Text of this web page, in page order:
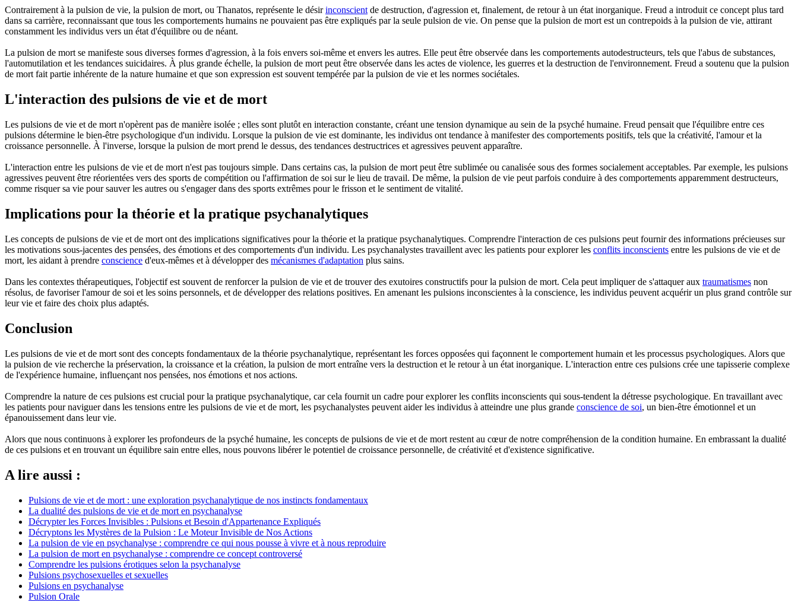
Contrairement à la pulsion de vie, la pulsion de mort, ou Thanatos, représente le désirinconscientde destruction, d'agression et, finalement, de retour à un état inorganique. Freud a introduit ce concept plus tard
dans sa carrière, reconnaissant que tous les comportements humains ne pouvaient pas être expliqués par la seule pulsion de vie. On pense que la pulsion de mort est un contrepoids à la pulsion de vie, attirant
constamment les individus vers un état d'équilibre ou de néant.
La pulsion de mort se manifeste sous diverses formes d'agression, à la fois envers soi-même et envers les autres. Elle peut être observée dans les comportements autodestructeurs, tels que l'abus de substances,
l'automutilation et les tendances suicidaires. À plus grande échelle, la pulsion de mort peut être observée dans les actes de violence, les guerres et la destruction de l'environnement. Freud a soutenu que la pulsion
de mort fait partie inhérente de la nature humaine et que son expression est souvent tempérée par la pulsion de vie et les normes sociétales.
L'interaction des pulsions de vie et de mort
Les pulsions de vie et de mort n'opèrent pas de manière isolée ; elles sont plutôt en interaction constante, créant une tension dynamique au sein de la psyché humaine. Freud pensait que l'équilibre entre ces
pulsions détermine le bien-être psychologique d'un individu. Lorsque la pulsion de vie est dominante, les individus ont tendance à manifester des comportements positifs, tels que la créativité, l'amour et la
croissance personnelle. À l'inverse, lorsque la pulsion de mort prend le dessus, des tendances destructrices et agressives peuvent apparaître.
L'interaction entre les pulsions de vie et de mort n'est pas toujours simple. Dans certains cas, la pulsion de mort peut être sublimée ou canalisée sous des formes socialement acceptables. Par exemple, les pulsions
agressives peuvent être réorientées vers des sports de compétition ou l'affirmation de soi sur le lieu de travail. De même, la pulsion de vie peut parfois conduire à des comportements apparemment destructeurs,
comme risquer sa vie pour sauver les autres ou s'engager dans des sports extrêmes pour le frisson et le sentiment de vitalité.
Implications pour la théorie et la pratique psychanalytiques
Les concepts de pulsions de vie et de mort ont des implications significatives pour la théorie et la pratique psychanalytiques. Comprendre l'interaction de ces pulsions peut fournir des informations précieuses sur
les motivations sous-jacentes des pensées, des émotions et des comportements d'un individu. Les psychanalystes travaillent avec les patients pour explorer les conflits inconscients entre les pulsions de vie et de
mort, les aidant à prendre conscience d'eux-mêmes et à développer des mécanismes d'adaptation plus sains.
Dans les contextes thérapeutiques, l'objectif est souvent de renforcer la pulsion de vie et de trouver des exutoires constructifs pour la pulsion de mort. Cela peut impliquer de s'attaquer aux traumatismes non
résolus, de favoriser l'amour de soi et les soins personnels, et de développer des relations positives. En amenant les pulsions inconscientes à la conscience, les individus peuvent acquérir un plus grand contrôle sur
leur vie et faire des choix plus adaptés.
Conclusion
Les pulsions de vie et de mort sont des concepts fondamentaux de la théorie psychanalytique, représentant les forces opposées qui façonnent le comportement humain et les processus psychologiques. Alors que
la pulsion de vie recherche la préservation, la croissance et la création, la pulsion de mort entraîne vers la destruction et le retour à un état inorganique. L'interaction entre ces pulsions crée une tapisserie complexe
de l'expérience humaine, influençant nos pensées, nos émotions et nos actions.
Comprendre la nature de ces pulsions est crucial pour la pratique psychanalytique, car cela fournit un cadre pour explorer les conflits inconscients qui sous-tendent la détresse psychologique. En travaillant avec
les patients pour naviguer dans les tensions entre les pulsions de vie et de mort, les psychanalystes peuvent aider les individus à atteindre une plus grande conscience de soi, un bien-être émotionnel et un
épanouissement dans leur vie.
Alors que nous continuons à explorer les profondeurs de la psyché humaine, les concepts de pulsions de vie et de mort restent au cœur de notre compréhension de la condition humaine. En embrassant la dualité
de ces pulsions et en trouvant un équilibre sain entre elles, nous pouvons libérer le potentiel de croissance personnelle, de créativité et d'existence significative.
A lire aussi :
Pulsions de vie et de mort : une exploration psychanalytique de nos instincts fondamentaux
La dualité des pulsions de vie et de mort en psychanalyse
Décrypter les Forces Invisibles : Pulsions et Besoin d'Appartenance Expliqués
Décryptons les Mystères de la Pulsion : Le Moteur Invisible de Nos Actions
La pulsion de vie en psychanalyse : comprendre ce qui nous pousse à vivre et à nous reproduire
La pulsion de mort en psychanalyse : comprendre ce concept controversé
Comprendre les pulsions érotiques selon la psychanalyse
Pulsions psychosexuelles et sexuelles
Pulsions en psychanalyse
Pulsion Orale